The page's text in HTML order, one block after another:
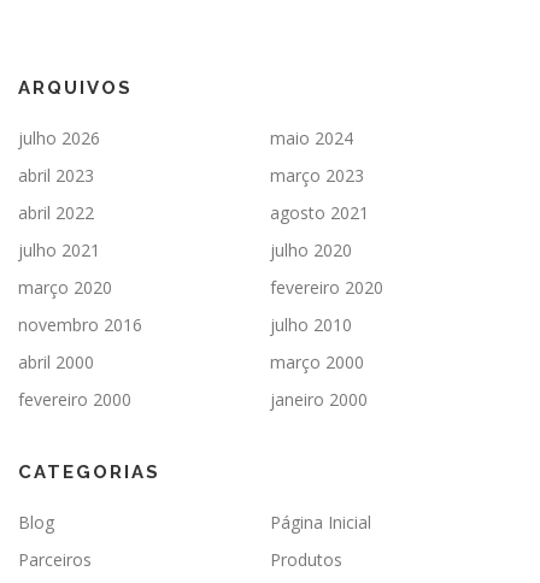
ARQUIVOS
julho 2026
maio 2024
abril 2023
março 2023
abril 2022
agosto 2021
julho 2021
julho 2020
março 2020
fevereiro 2020
novembro 2016
julho 2010
abril 2000
março 2000
fevereiro 2000
janeiro 2000
CATEGORIAS
Blog
Página Inicial
Parceiros
Produtos